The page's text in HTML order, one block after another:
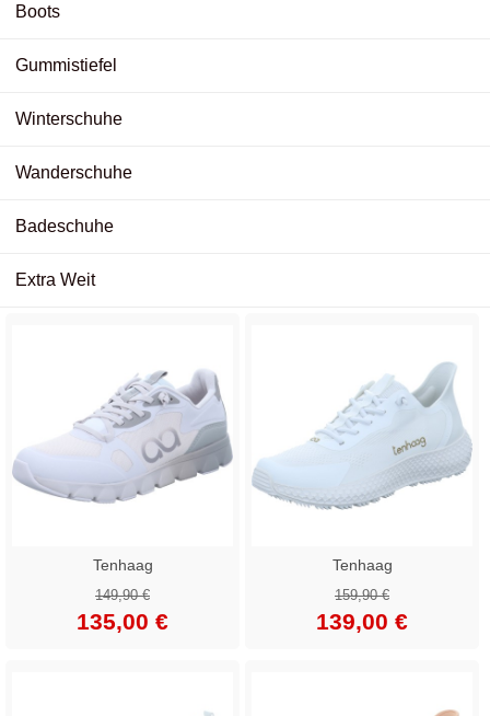
Boots
Gummistiefel
Winterschuhe
Wanderschuhe
Badeschuhe
Extra Weit
Tenhaag
149,90 €
135,00 €
Tenhaag
159,90 €
139,00 €